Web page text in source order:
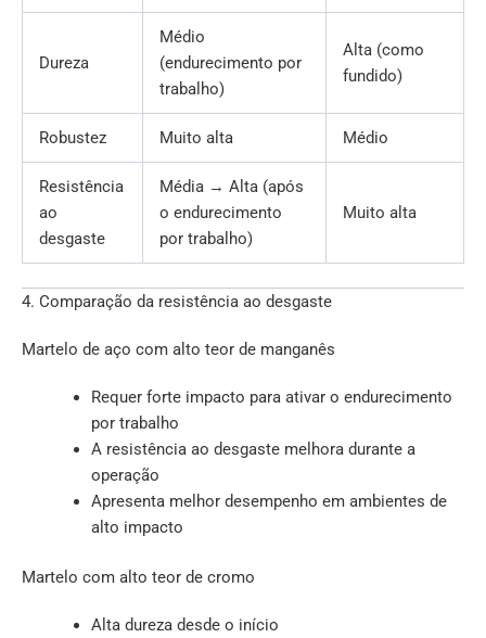
Dureza
Médio
(endurecimento por
trabalho)
Alta (como
fundido)
Robustez Muito alta Médio
Resistência
ao
desgaste
Média → Alta (após
o endurecimento
por trabalho)
Muito alta
4. Comparação da resistência ao desgaste
Martelo de aço com alto teor de manganês
Requer forte impacto para ativar o endurecimento
por trabalho
A resistência ao desgaste melhora durante a
operação
Apresenta melhor desempenho em ambientes de
alto impacto
Martelo com alto teor de cromo
Alta dureza desde o início